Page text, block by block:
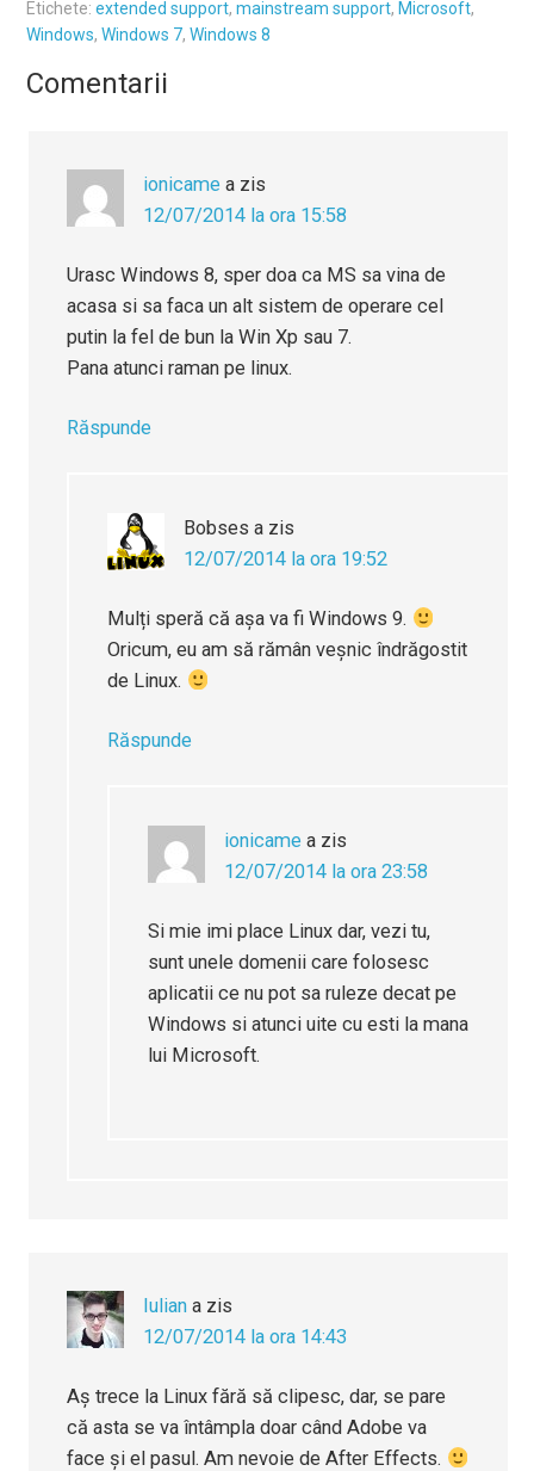
Etichete:extended support,mainstream support, Microsoft,
Windows,Windows 7,Windows 8
Comentarii
ionicame a zis
12/07/2014 la ora 15:58
Urasc Windows 8, sper doa ca MS sa vina de
acasa si sa faca un alt sistem de operare cel
putin la fel de bun la Win Xp sau 7.
Pana atunci raman pe linux.
Răspunde
Bobses a zis
12/07/2014 la ora 19:52
Mulți speră că așa va fi Windows 9.
Oricum, eu am să rămân veșnic îndrăgostit
de Linux.
Răspunde
ionicame a zis
12/07/2014 la ora 23:58
Si mie imi place Linux dar, vezi tu,
sunt unele domenii care folosesc
aplicatii ce nu pot sa ruleze decat pe
Windows si atunci uite cu esti la mana
lui Microsoft.
Iulian a zis
12/07/2014 la ora 14:43
Aș trece la Linux fără să clipesc, dar, se pare
că asta se va întâmpla doar când Adobe va
face și el pasul. Am nevoie de After Effects.